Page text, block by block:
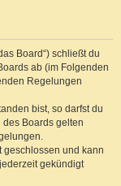
Board“) schließt du
ab (im Folgenden
Regelungen
bist, so darfst du
Boards gelten
geschlossen und kann
gekündigt